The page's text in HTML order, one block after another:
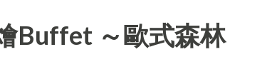
Buffet ～歐式森林